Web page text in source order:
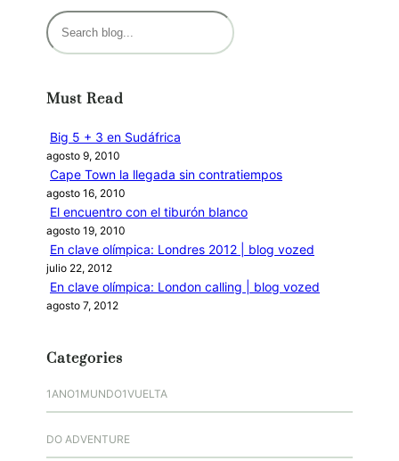
B
u
a
Must Read
Big 5 + 3 en Sudáfrica
agosto 9, 2010
Cape Town la llegada sin contratiempos
agosto 16, 2010
El encuentro con el tiburón blanco
agosto 19, 2010
En clave olímpica: Londres 2012 | blog vozed
julio 22, 2012
En clave olímpica: London calling | blog vozed
agosto 7, 2012
Categories
1ANO1MUNDO1VUELTA
DO ADVENTURE